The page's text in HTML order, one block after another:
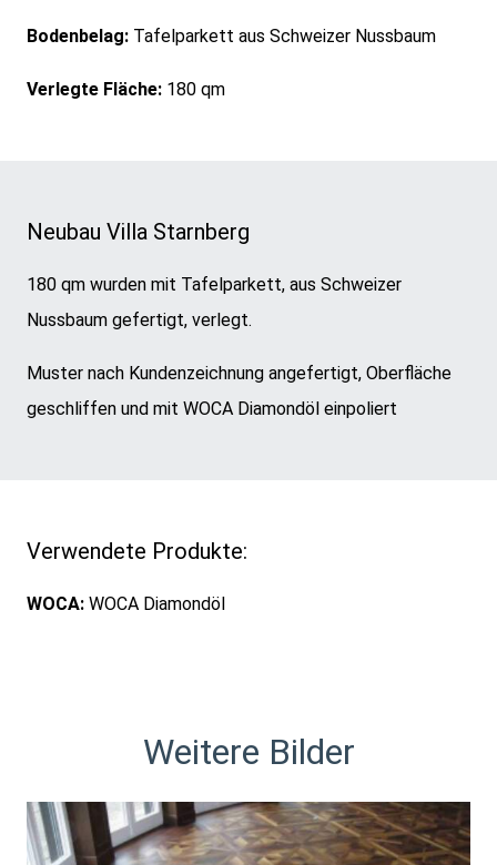
Bodenbelag: Tafelparkett aus Schweizer Nussbaum
Verlegte Fläche: 180 qm
Neubau Villa Starnberg
180 qm wurden mit Tafelparkett, aus Schweizer
Nussbaum gefertigt, verlegt.
Muster nach Kundenzeichnung angefertigt, Oberfläche
geschliffen und mit WOCA Diamondöl einpoliert
Verwendete Produkte:
WOCA: WOCA Diamondöl
Weitere Bilder